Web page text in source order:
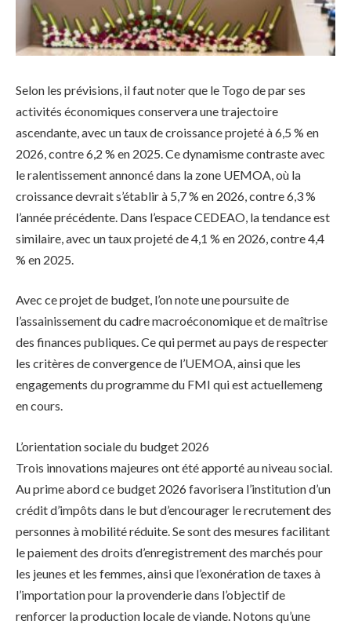
Selon les prévisions, il faut noter que le Togo de par ses
activités économiques conservera une trajectoire
ascendante, avec un taux de croissance projeté à 6,5 % en
2026, contre 6,2 % en 2025. Ce dynamisme contraste avec
le ralentissement annoncé dans la zone UEMOA, où la
croissance devrait s’établir à 5,7 % en 2026, contre 6,3 %
l’année précédente. Dans l’espace CEDEAO, la tendance est
similaire, avec un taux projeté de 4,1 % en 2026, contre 4,4
% en 2025.
Avec ce projet de budget, l’on note une poursuite de
l’assainissement du cadre macroéconomique et de maîtrise
des finances publiques. Ce qui permet au pays de respecter
les critères de convergence de l’UEMOA, ainsi que les
engagements du programme du FMI qui est actuellemeng
en cours.
L’orientation sociale du budget 2026
Trois innovations majeures ont été apporté au niveau social.
Au prime abord ce budget 2026 favorisera l’institution d’un
crédit d’impôts dans le but d’encourager le recrutement des
personnes à mobilité réduite. Se sont des mesures facilitant
le paiement des droits d’enregistrement des marchés pour
les jeunes et les femmes, ainsi que l’exonération de taxes à
l’importation pour la provenderie dans l’objectif de
renforcer la production locale de viande. Notons qu’une